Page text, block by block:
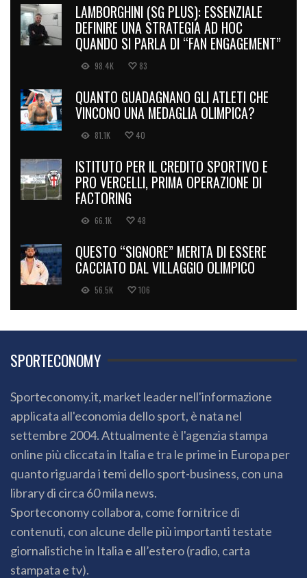
LAMBORGHINI (SG PLUS): ESSENZIALE
DEFINIRE UNA STRATEGIA AD HOC
QUANDO SI PARLA DI “FAN ENGAGEMENT”
98.4K 83
QUANTO GUADAGNANO GLI ATLETI CHE
VINCONO UNA MEDAGLIA OLIMPICA?
81.1K 40
ISTITUTO PER IL CREDITO SPORTIVO E
PRO VERCELLI, PRIMA OPERAZIONE DI
FACTORING
66.1K 48
QUESTO “SIGNORE” MERITA DI ESSERE
CACCIATO DAL VILLAGGIO OLIMPICO
56.5K 106
SPORTECONOMY
Sporteconomy.it, market leader nell'informazione
applicata all'economia dello sport, è nata nel
settembre 2004. Attualmente è l'agenzia stampa
online più cliccata in Italia e tra le prime in Europa per
quanto riguarda i temi dello sport-business, con una
library di circa 60 mila news.
Sporteconomy collabora, come fornitrice di
contenuti, con alcune delle più importanti testate
giornalistiche in Italia e all’estero (radio, carta
stampata e tv).